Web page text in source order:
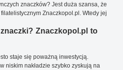
znaczków? Jest duża szansa, że
Znaczkopol.pl. Wtedy jej
Znaczkopol.pl to
staje się poważną inwestycją.
niskim nakładzie szybko zyskują na